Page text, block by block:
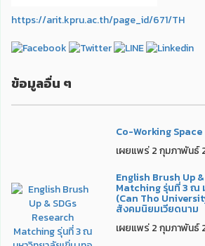
https://arit.kpru.ac.th/page_id/671/TH
ข้อมูลอื่น ๆ
Co-Working Space
เผยแพร่ 2 กุมภาพันธ์
English Brush Up
Matching รุ่นที่ 3 ณ
(Can Tho
สังคมนิยมเวียดนาม
เผยแพร่ 2 กุมภาพันธ์